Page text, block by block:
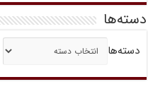
دسته‌ها
دسته‌ها